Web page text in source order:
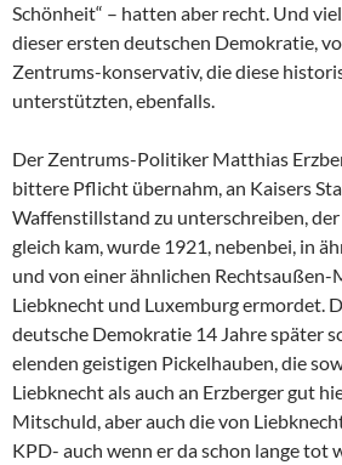
Schönheit“ – hatten aber recht. Und
dieser ersten deutschen Demokratie,
Zentrums-konservativ, die diese
unterstützten, ebenfalls.
Der Zentrums-Politiker Matthias
bittere Pflicht übernahm, an Kaisers
Waffenstillstand zu unterschreiben,
gleich kam, wurde 1921, nebenbei, in
und von einer ähnlichen Rechtsaußen-
Liebknecht und Luxemburg ermordet.
deutsche Demokratie 14 Jahre später
elenden geistigen Pickelhauben, die
Liebknecht als auch an Erzberger gut
Mitschuld, aber auch die von
KPD- auch wenn er da schon lange tot